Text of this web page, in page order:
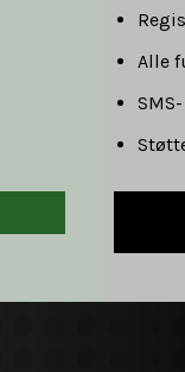
Alle